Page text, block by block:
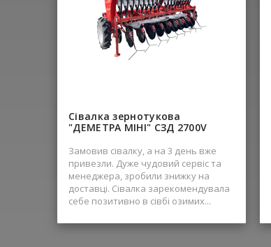
Сівалка зернотукова
"ДЕМЕТРА МІНІ" СЗД 2700V
Замовив сівалку, а на 3 день вже
привезли. Дуже чудовий сервіс та
менеджера, зробили знижку на
доставці. Сівалка зарекомендувала
себе позитивно в сівбі озимих...